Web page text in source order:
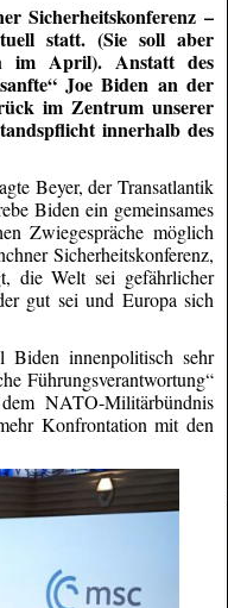
Sicherheitskonferenz –
statt. (Sie soll aber
im April). Anstatt des
Joe Biden an der
im Zentrum unserer
innerhalb des
Beyer, der Transatlantik
Biden ein gemeinsames
Zwiegespräche möglich
Sicherheitskonferenz,
die Welt sei gefährlicher
gut sei und Europa sich
Biden innenpolitisch sehr
Führungsverantwortung“
NATO-Militärbündnis
Konfrontation mit den